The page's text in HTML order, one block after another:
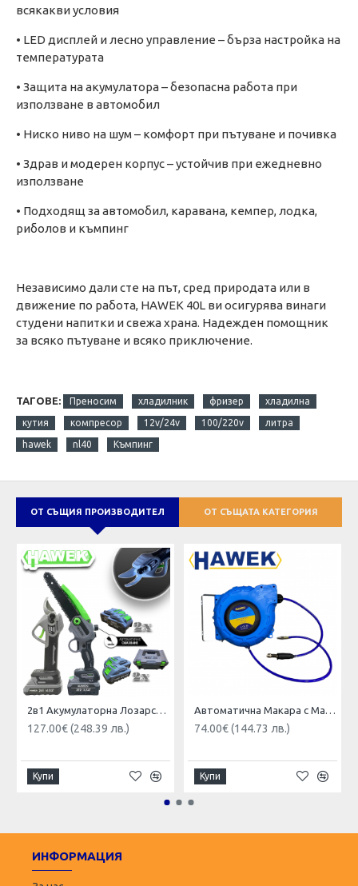
всякакви условия
• LED дисплей и лесно управление – бърза настройка на
температурата
• Защита на акумулатора – безопасна работа при
използване в автомобил
• Ниско ниво на шум – комфорт при пътуване и почивка
• Здрав и модерен корпус – устойчив при ежедневно
използване
• Подходящ за автомобил, каравана, кемпер, лодка,
риболов и къмпинг
Независимо дали сте на път, сред природата или в
движение по работа, HAWEK 40L ви осигурява винаги
студени напитки и свежа храна. Надежден помощник
за всяко пътуване и всяко приключение.
ТАГОВЕ: Преносим хладилник фризер хладилна
кутия компресор 12v/24v 100/220v литра
hawek nl40 Къмпинг
ОТ СЪЩИЯ ПРОИЗВОДИТЕЛ ОТ СЪЩАТА КАТЕГОРИЯ
2в1 Акумулаторна Лозарска Ножица и Трион за Клони (Безжична Резачка ) с Автоматично Смазване на Веригата HAWEK 4x Батерии
127.00€ (248.39 лв.)
Купи
Автоматична Макара с Маркуч за Въздух HAWEK 15м 8х12мм – HW 1022
74.00€ (144.73 лв.)
Купи
ИНФОРМАЦИЯ